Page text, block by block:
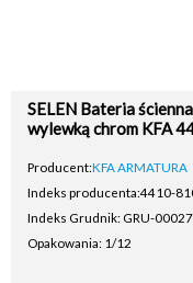
SELEN Bateria
wylewką chrom KFA
Producent:KFA ARMATURA
Indeks producenta:4410-
Indeks Grudnik: GRU-
Opakowania: 1/12